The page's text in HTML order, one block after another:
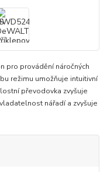
pro provádění náročných
režimu umožňuje intuitivní
převodovka zvyšuje
nářadí a zvyšuje